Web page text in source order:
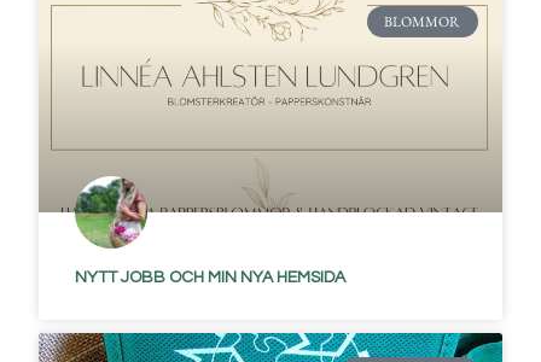
BLOMMOR
NYTT JOBB OCH MIN NYA HEMSIDA